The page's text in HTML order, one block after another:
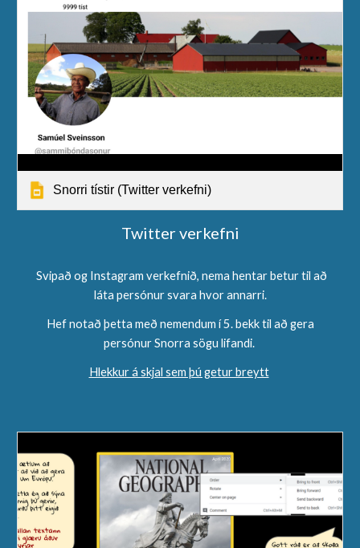
Snorri tístir (Twitter verkefni)
Twitter verkefni
Svipað og Instagram verkefnið, nema hentar betur til að
láta persónur svara hvor annarri.
Hef notað þetta með nemendum í 5. bekk til að gera
persónur Snorra sögu lifandi.
Hlekkur á skjal sem þú getur breytt